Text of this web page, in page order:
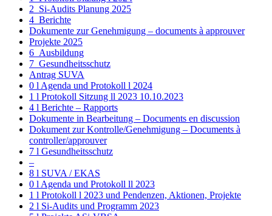
2_Si-Audits Planung 2025
4_Berichte
Dokumente zur Genehmigung – documents à approuver
Projekte 2025
6_Ausbildung
7_Gesundheitsschutz
Antrag SUVA
0 l Agenda und Protokoll l 2024
1 l Protokoll Sitzung ll 2023 10.10.2023
4 l Berichte – Rapports
Dokumente in Bearbeitung – Documents en discussion
Dokument zur Kontrolle/Genehmigung – Documents à
controller/approuver
7 l Gesundheitsschutz
–
8 l SUVA / EKAS
0 l Agenda und Protokoll ll 2023
1 l Protokoll l 2023 und Pendenzen, Aktionen, Projekte
2 l Si-Audits und Programm 2023